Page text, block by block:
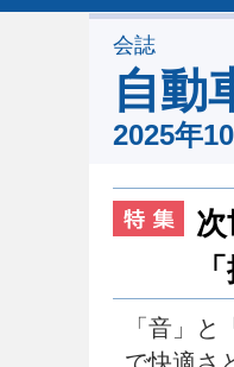
会誌
自動
2025年
「音」